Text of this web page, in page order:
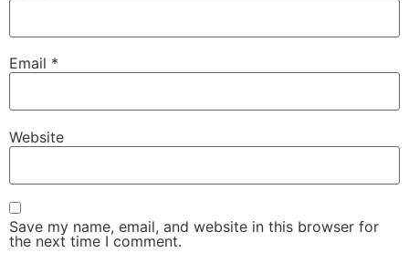
Email *
Website
Save my name, email, and website in this browser for
the next time I comment.